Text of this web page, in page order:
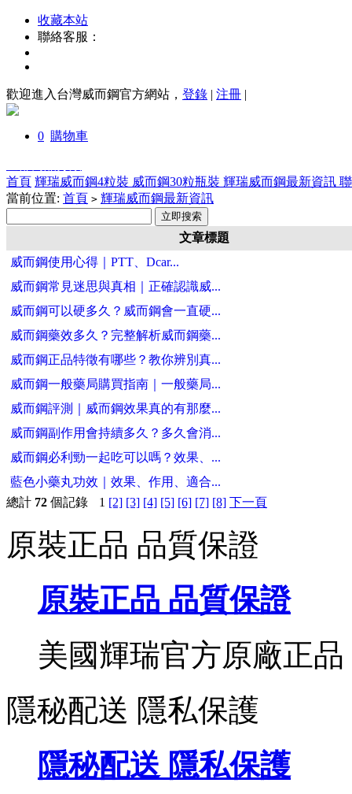
收藏本站
聯絡客服：
歡迎進入台灣威而鋼官方網站， 登錄 | 注冊 |
0 購物車
首頁 輝瑞威而鋼4粒裝 威而鋼30粒瓶裝 輝瑞威而鋼最新資訊
當前位置: 首頁 > 輝瑞威而鋼最新資訊
文章標題
威而鋼使用心得｜PTT、Dcar...
威而鋼常見迷思與真相｜正確認識威...
威而鋼可以硬多久？威而鋼會一直硬...
威而鋼藥效多久？完整解析威而鋼藥...
威而鋼正品特徵有哪些？教你辨別真...
威而鋼一般藥局購買指南｜一般藥局...
威而鋼評測｜威而鋼效果真的有那麼...
威而鋼副作用會持續多久？多久會消...
威而鋼必利勁一起吃可以嗎？效果、...
藍色小藥丸功效｜效果、作用、適合...
總計 72 個記錄 1 [2] [3] [4] [5] [6] [7] [8] 下一頁
原裝正品 品質保證
原裝正品 品質保證
美國輝瑞官方原廠正
隱秘配送 隱私保護
隱秘配送 隱私保護